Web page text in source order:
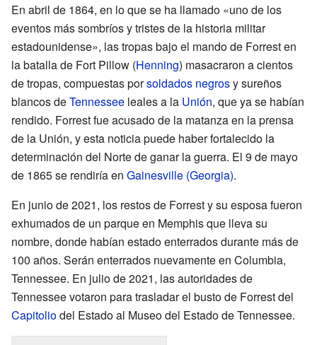
En abril de 1864, en lo que se ha llamado «uno de los
eventos más sombríos y tristes de la historia militar
estadounidense», las tropas bajo el mando de Forrest en
la batalla de Fort Pillow (Henning) masacraron a cientos
de tropas, compuestas porsoldados negrosy sureños
blancos deTennessee leales a la Unión, que ya se habían
rendido. Forrest fue acusado de la matanza en la prensa
de la Unión, y esta noticia puede haber fortalecido la
determinación del Norte de ganar la guerra. El 9 de mayo
de 1865 se rendiría en Gainesville (Georgia).
En junio de 2021, los restos de Forrest y su esposa fueron
exhumados de un parque en Memphis que lleva su
nombre, donde habían estado enterrados durante más de
100 años. Serán enterrados nuevamente en Columbia,
Tennessee. En julio de 2021, las autoridades de
Tennessee votaron para trasladar el busto de Forrest del
Capitoliodel Estado al Museo del Estado de Tennessee.